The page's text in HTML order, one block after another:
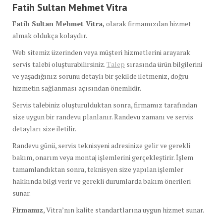
Fatih Sultan Mehmet Vitra
Fatih Sultan Mehmet Vitra, olarak firmamızdan hizmet
almak oldukça kolaydır.
Web sitemiz üzerinden veya müşteri hizmetlerini arayarak
servis talebi oluşturabilirsiniz.Talep sırasında ürün bilgilerini
ve yaşadığınız sorunu detaylı bir şekilde iletmeniz, doğru
hizmetin sağlanması açısından önemlidir.
Servis talebiniz oluşturulduktan sonra, firmamız tarafından
size uygun bir randevu planlanır. Randevu zamanı ve servis
detayları size iletilir.
Randevu günü, servis teknisyeni adresinize gelir ve gerekli
bakım, onarım veya montaj işlemlerini gerçekleştirir. İşlem
tamamlandıktan sonra, teknisyen size yapılan işlemler
hakkında bilgi verir ve gerekli durumlarda bakım önerileri
sunar.
Firmamız, Vitra’nın kalite standartlarına uygun hizmet sunar.